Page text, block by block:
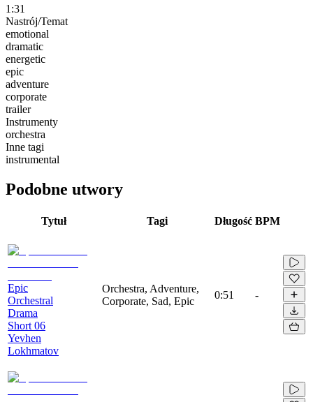
1:31
Nastrój/Temat
emotional
dramatic
energetic
epic
adventure
corporate
trailer
Instrumenty
orchestra
Inne tagi
instrumental
Podobne utwory
Tytuł Tagi Długość BPM
Epic
Orchestral
Drama
Short 06
Yevhen
Lokhmatov
Orchestra, Adventure,
Corporate, Sad, Epic
0:51 -